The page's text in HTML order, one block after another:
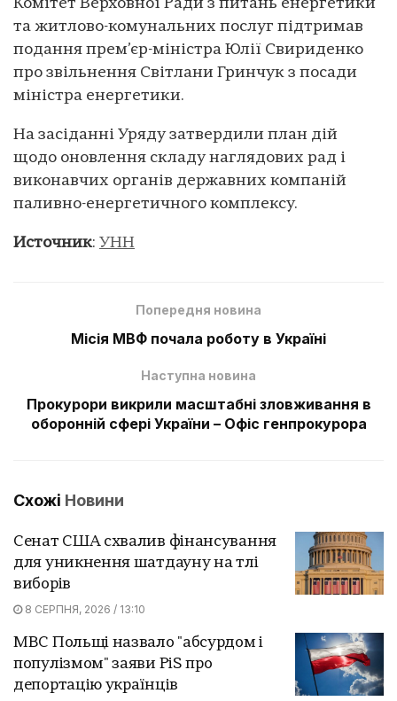
Комітет Верховної Ради з питань енергетики
та житлово-комунальних послуг підтримав
подання прем’єр-міністра Юлії Свириденко
про звільнення Світлани Гринчук з посади
міністра енергетики.
На засіданні Уряду затвердили план дій
щодо оновлення складу наглядових рад і
виконавчих органів державних компаній
паливно-енергетичного комплексу.
Источник: УНН
Попередня новина
Місія МВФ почала роботу в Україні
Наступна новина
Прокурори викрили масштабні зловживання в
оборонній сфері України – Офіс генпрокурора
Схожі Новини
Сенат США схвалив фінансування
для уникнення шатдауну на тлі
виборів
8 СЕРПНЯ, 2026 / 13:10
МВС Польщі назвало "абсурдом і
популізмом" заяви PiS про
депортацію українців